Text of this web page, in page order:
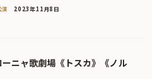
演 2023年11月8日
ーニャ歌劇場《トスカ》《ノル